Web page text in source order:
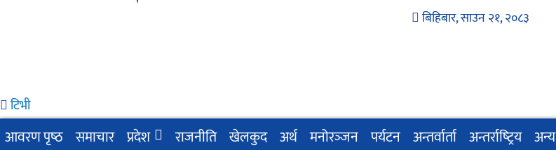
बिहिबार, साउन २१, २०८३
टिभी
आवरण पृष्‍ठ समाचार प्रदेश राजनीति खेलकुद अर्थ मनोरञ्‍जन पर्यटन अन्तर्वार्ता अन्तर्राष्‍ट्रिय अन्य